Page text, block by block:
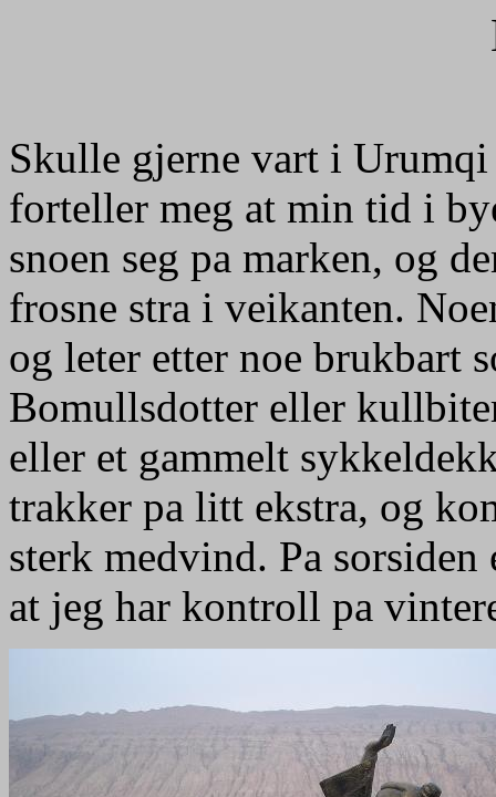
Skulle gjerne vart i Urumqi
forteller meg at min tid i
snoen seg pa marken, og
frosne stra i veikanten.
og leter etter noe brukbart
Bomullsdotter eller
eller et gammelt
trakker pa litt ekstra, og
sterk medvind. Pa
at jeg har kontroll pa